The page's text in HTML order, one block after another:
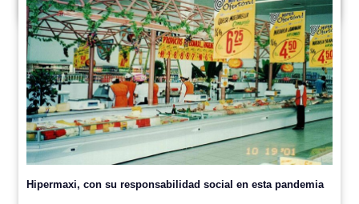
142 Leer más
Hipermaxi, con su responsabilidad social en esta pandemia